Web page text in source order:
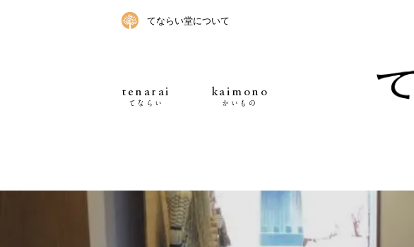
てならい堂について
tenarai
てならい
kaimono
かいもの